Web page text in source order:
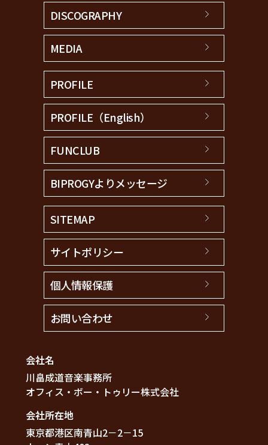
DISCOGRAPHY
MEDIA
PROFILE
PROFILE（English）
FUNCLUB
BIPROGYよりメッセージ
SITEMAP
サイトポリシー
個人情報保護
お問い合わせ
会社名
川畠成道音楽事務所
オフィス・ボー・トゥリー株式会社
会社所在地
東京都港区南青山2－2－15